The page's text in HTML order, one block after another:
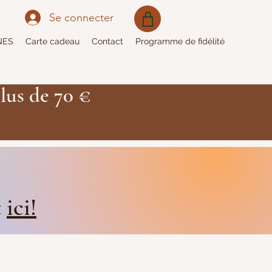
Carte cadeau Contact Programme de fidélité
Se connecter
de 70 €
ici!